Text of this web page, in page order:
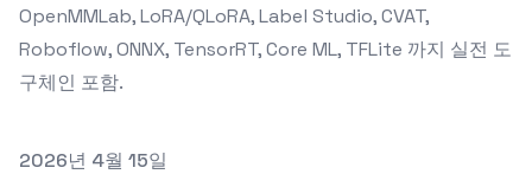
OpenMMLab, LoRA/QLoRA, Label Studio, CVAT,
Roboflow, ONNX, TensorRT, Core ML, TFLite 까지 실전 도
구체인 포함.
Published on
2026년 4월 15일